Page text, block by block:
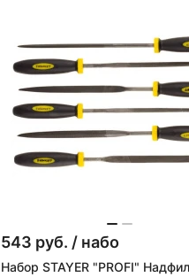
543 руб. / набо
Набор STAYER "PROFI"